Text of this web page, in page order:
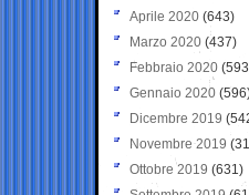
Aprile 2020 (643)
Marzo 2020 (437)
Febbraio 2020
Gennaio 2020
Dicembre 2019
Novembre 2019
Ottobre 2019 (631)